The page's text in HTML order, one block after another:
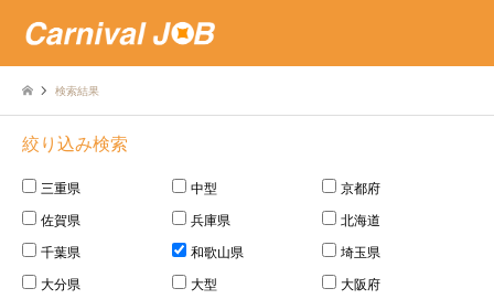
検索結果
絞り込み検索
三重県 中型
京都府
佐賀県
兵庫県
北海道
千葉県
和歌山県
埼玉県
大分県
大型
大阪府